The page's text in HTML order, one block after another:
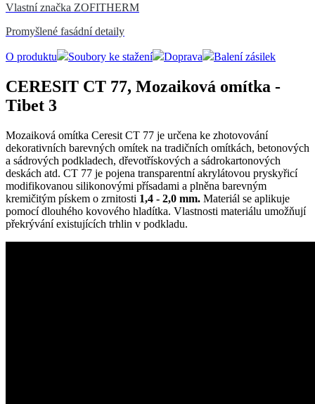
Vlastní značka ZOFITHERM
Promyšlené fasádní detaily
O produktu Soubory ke stažení Doprava Balení zásilek
CERESIT CT 77, Mozaiková omítka -
Tibet 3
Mozaiková omítka Ceresit CT 77 je určena ke zhotovování
dekorativních barevných omítek na tradičních omítkách, betonových
a sádrových podkladech, dřevotřískových a sádrokartonových
deskách atd. CT 77 je pojena transparentní akrylátovou pryskyřicí
modifikovanou silikonovými přísadami a plněna barevným
kremičitým pískem o zrnitosti 1,4 - 2,0 mm. Materiál se aplikuje
pomocí dlouhého kovového hladítka. Vlastnosti materiálu umožňují
překrývání existujících trhlin v podkladu.